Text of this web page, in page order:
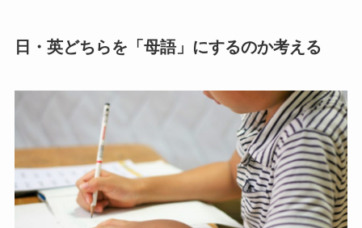
日・英どちらを「母語」にするのか考える